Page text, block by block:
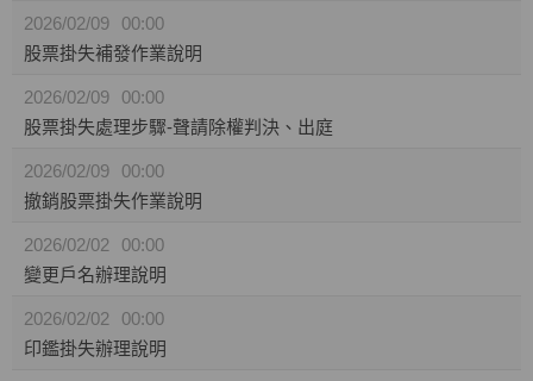
2026/02/09
00:00
股票掛失補發作業說明
2026/02/09
00:00
股票掛失處理步驟-聲請除權判決、出庭
2026/02/09
00:00
撤銷股票掛失作業說明
2026/02/02
00:00
變更戶名辦理說明
2026/02/02
00:00
印鑑掛失辦理說明